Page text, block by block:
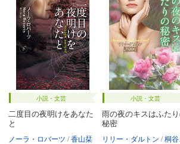
小説・文芸
二度目の夜明けをあなた
と
ノーラ・ロバーツ 香山栞
小説・文芸
雨の夜のキスはふた
秘密
リリー・ダルトン 桐谷知未